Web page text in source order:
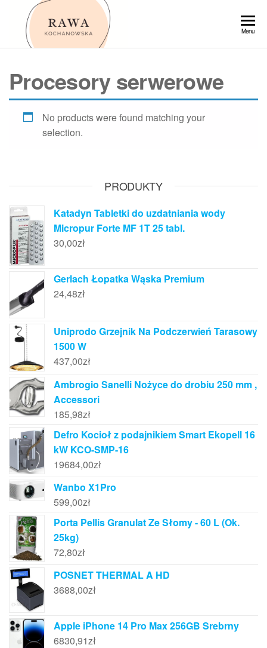
Przejdź
Menu
Procesory serwerowe
No products were found matching your
selection.
PRODUKTY
Katadyn Tabletki do uzdatniania wody
Micropur Forte MF 1T 25 tabl.
30,00zł
Gerlach Łopatka Wąska Premium
24,48zł
Uniprodo Grzejnik Na Podczerwień Tarasowy
1500 W
437,00zł
Ambrogio Sanelli Nożyce do drobiu 250 mm ,
Accessori
185,98zł
Defro Kocioł z podajnikiem Smart Ekopell 16
kW KCO-SMP-16
19684,00zł
Wanbo X1Pro
599,00zł
Porta Pellis Granulat Ze Słomy - 60 L (Ok.
25kg)
72,80zł
POSNET THERMAL A HD
3688,00zł
Apple iPhone 14 Pro Max 256GB Srebrny
6830,91zł